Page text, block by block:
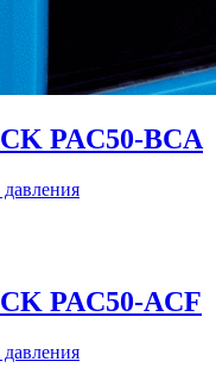
PAC50-BCA
давления
PAC50-ACF
давления